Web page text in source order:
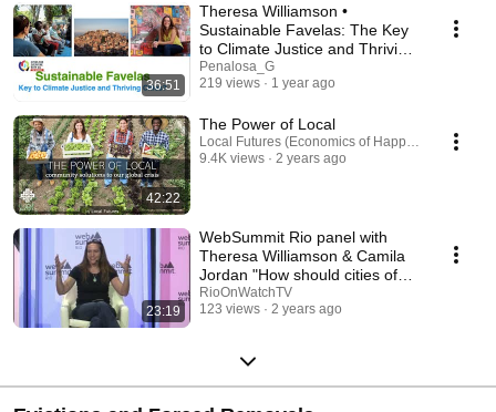
36:51
Theresa Williamson •
Sustainable Favelas: The Key
to Climate Justice and Thriving
Cities?
Penalosa_G
219 views
1 year ago
42:22
The Power of Local
Local Futures (Economics of Happiness)
9.4K views
2 years ago
23:19
WebSummit Rio panel with
Theresa Williamson & Camila
Jordan "How should cities of
the future look?"
RioOnWatchTV
123 views
2 years ago